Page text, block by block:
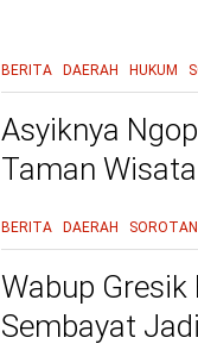
BERITA DAERAH HUKUM
Asyiknya
Taman
BERITA DAERAH SOROTAN
Wabup Gresik
Sembayat